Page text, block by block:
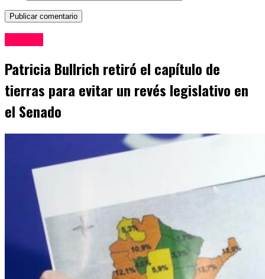
Patricia Bullrich retiró el capítulo de
tierras para evitar un revés legislativo en
el Senado